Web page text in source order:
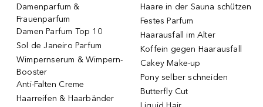
Damenparfum &
Frauenparfum
Damen Parfum Top 10
Sol de Janeiro Parfum
Wimpernserum & Wimpern-
Booster
Anti-Falten Creme
Haarreifen & Haarbänder
Haare in der Sauna schützen
Festes Parfum
Haarausfall im Alter
Koffein gegen Haarausfall
Cakey Make-up
Pony selber schneiden
Butterfly Cut